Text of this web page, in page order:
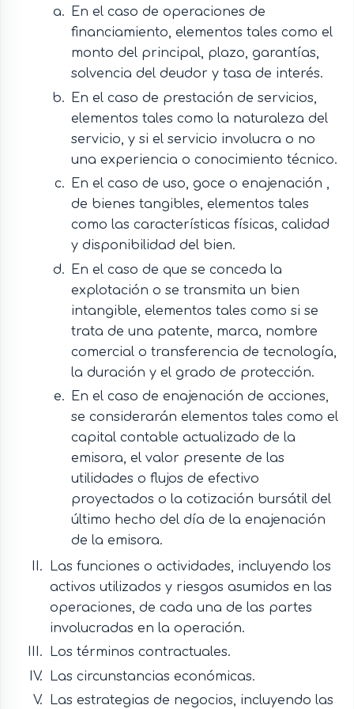
En el caso de operaciones de
financiamiento, elementos tales como el
monto del principal, plazo, garantías,
solvencia del deudor y tasa de interés.
En el caso de prestación de servicios,
elementos tales como la naturaleza del
servicio, y si el servicio involucra o no
una experiencia o conocimiento técnico.
En el caso de uso, goce o enajenación ,
de bienes tangibles, elementos tales
como las características físicas, calidad
y disponibilidad del bien.
En el caso de que se conceda la
explotación o se transmita un bien
intangible, elementos tales como si se
trata de una patente, marca, nombre
comercial o transferencia de tecnología,
la duración y el grado de protección.
En el caso de enajenación de acciones,
se considerarán elementos tales como el
capital contable actualizado de la
emisora, el valor presente de las
utilidades o flujos de efectivo
proyectados o la cotización bursátil del
último hecho del día de la enajenación
de la emisora.
Las funciones o actividades, incluyendo los
activos utilizados y riesgos asumidos en las
operaciones, de cada una de las partes
involucradas en la operación.
Los términos contractuales.
Las circunstancias económicas.
Las estrategias de negocios, incluyendo las